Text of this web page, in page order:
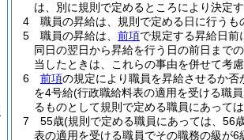
は、別に規則で定めるところにより決定す
4
職員の昇給は、規則で定める日に行うも
5
職員の昇給は、 前項で規定する昇給日前
同日の翌日から昇給を行う日の前日まで
当したときは、これらの事由を併せて考慮
6
前項の規定により職員を昇給させるか否
を4号給(行政職給料表の適用を受ける職
るものとして規則で定める職員にあって
7
55歳(規則で定める職員にあっては、56
表の適用を受ける職員でその職務の級が